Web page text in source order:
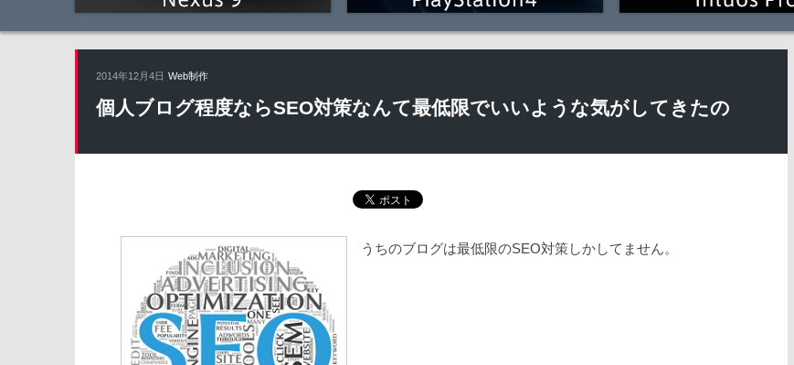
2014年12月4日 Web制作
個人ブログ程度ならSEO対策なんて最低限でいいような気がしてきたの
うちのブログは最低限のSEO対策しかしてません。